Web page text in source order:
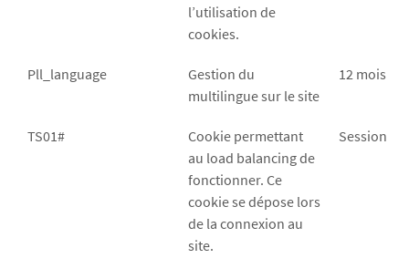
l’utilisation de
cookies.
Pll_language
Gestion du
multilingue sur le site
12 mois
TS01#
Cookie permettant
au load balancing de
fonctionner. Ce
cookie se dépose lors
de la connexion au
site.
Session